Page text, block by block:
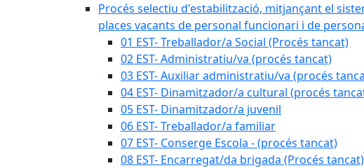
Procés selectiu d'estabilització, mitjançant el
places vacants de personal funcionari i de
01 EST- Treballador/a Social (Procés tancat)
02 EST- Administratiu/va (procés tancat)
03 EST- Auxiliar administratiu/va (procés
04 EST- Dinamitzador/a cultural (procés
05 EST- Dinamitzador/a juvenil
06 EST- Treballador/a familiar
07 EST- Conserge Escola - (procés tancat)
08 EST- Encarregat/da brigada (Procés tancat)